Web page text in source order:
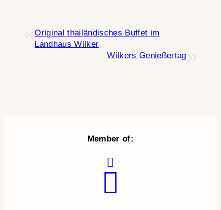
«Original thailändisches Buffet im
Landhaus Wilker
Wilkers Genießertag
Member of: